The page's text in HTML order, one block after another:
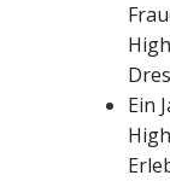
Ein